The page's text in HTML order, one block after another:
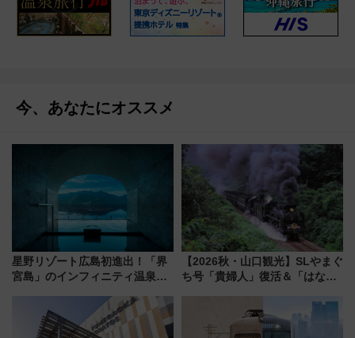
今、あなたにオススメ
星野リゾート広島初進出！「界
宮島」のインフィニティ温泉と
宿泊料金・アクセスは？（2026
年7月23日開業）
【2026秋・山口観光】SLやまぐ
ち号「貴婦人」復活＆「はなあ
注目観光列車まとめ きっぷの取
り方は？